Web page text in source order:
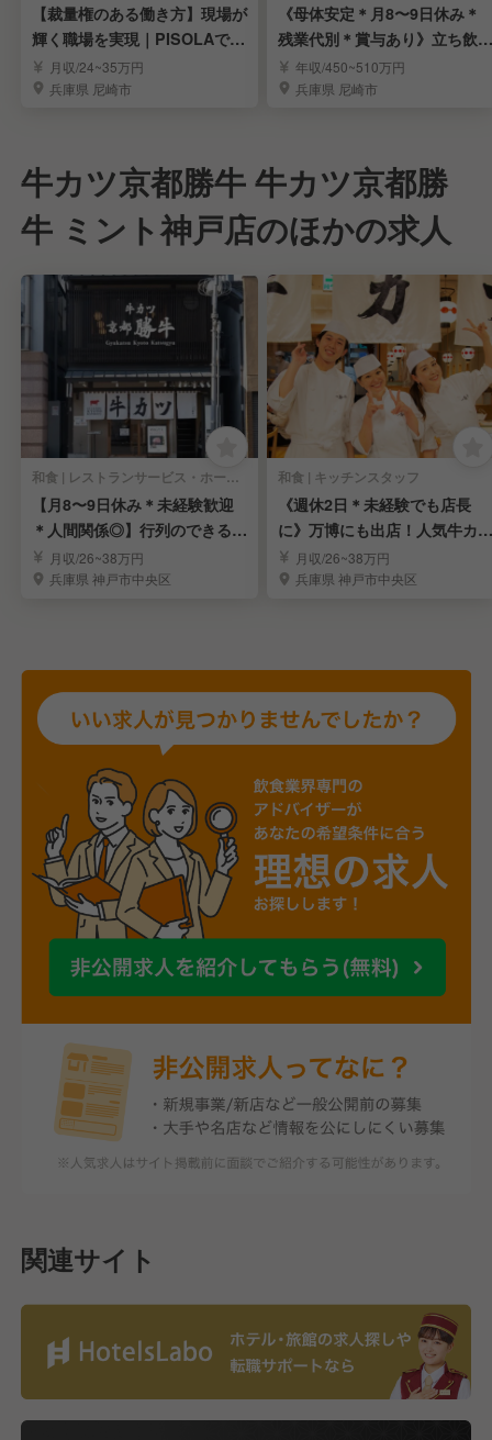
【裁量権のある働き方】現場が
輝く職場を実現｜PISOLAで店
長候補募集
月収/24~35万円
兵庫県 尼崎市
《母体安定＊月8〜9日休み＊
残業代別＊賞与あり》立ち飲み
居酒屋「晩杯屋」
年収/450~510万円
兵庫県 尼崎市
牛カツ京都勝牛 牛カツ京都勝
牛 ミント神戸店のほかの求人
和食 | レストランサービス・ホールスタッフ
【月8〜9日休み＊未経験歓迎
＊人間関係◎】行列のできる牛
カツ店「京都勝牛」
月収/26~38万円
兵庫県 神戸市中央区
和食 | キッチンスタッフ
《週休2日＊未経験でも店長
に》万博にも出店！人気牛カツ
専門店のスタッフ募集
月収/26~38万円
兵庫県 神戸市中央区
関連サイト